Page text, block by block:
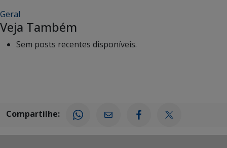
Geral
Veja Também
Sem posts recentes disponíveis.
Compartilhe: